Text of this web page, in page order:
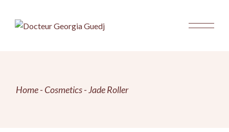
content
Home Cosmetics Jade Roller